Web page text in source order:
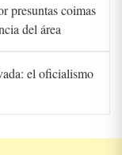
presuntas coimas
del área
el oficialismo